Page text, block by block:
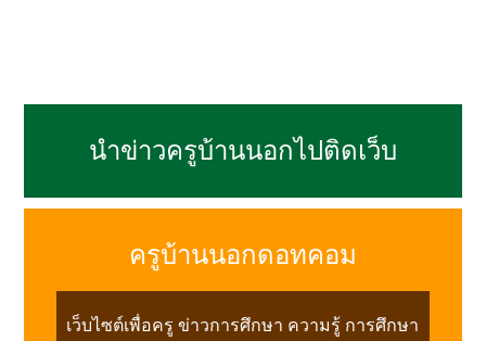
นำข่าวครูบ้านนอกไปติดเว็บ
ครูบ้านนอกดอทคอม
เว็บไซต์เพื่อครู ข่าวการศึกษา ความรู้ การศึกษา